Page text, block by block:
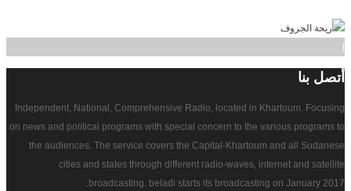
]
أتصل بنا
Independent, National, Comprehensive Radio, located in Khartoum. Focusing
on news and political programs with special concern to the various programs to
the audiences. The service covers the Capital-Khartoum and all Sudanese
cities and states through different radio-waves, internet and satellite
broadcasting. beladi starts its broadcasting on January 2017.